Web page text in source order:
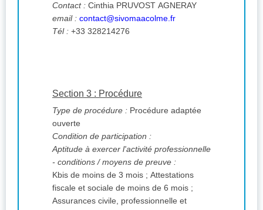
Contact : Cinthia PRUVOST AGNERAY
email : contact@sivomaacolme.fr
Tél : +33 328214276
Section 3 : Procédure
Type de procédure : Procédure adaptée
ouverte
Condition de participation :
Aptitude à exercer l'activité professionnelle
- conditions / moyens de preuve :
Kbis de moins de 3 mois ; Attestations
fiscale et sociale de moins de 6 mois ;
Assurances civile, professionnelle et